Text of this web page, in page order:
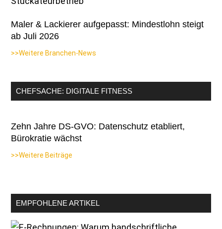
Maler & Lackierer aufgepasst: Mindestlohn steigt
ab Juli 2026
>>Weitere Branchen-News
CHEFSACHE: DIGITALE FITNESS
Zehn Jahre DS-GVO: Datenschutz etabliert,
Bürokratie wächst
>>Weitere Beiträge
EMPFOHLENE ARTIKEL